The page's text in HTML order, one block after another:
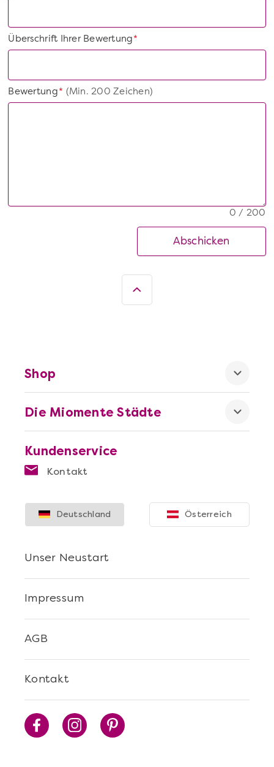
*
Überschrift Ihrer Bewertung
*
Bewertung(Min. 200 Zeichen)
0 / 200
Abschicken
Kundenservice
Kontakt
Die Miomente Städte
Shop
Kontakt
AGB
Impressum
Unser Neustart
Deutschland Österreich